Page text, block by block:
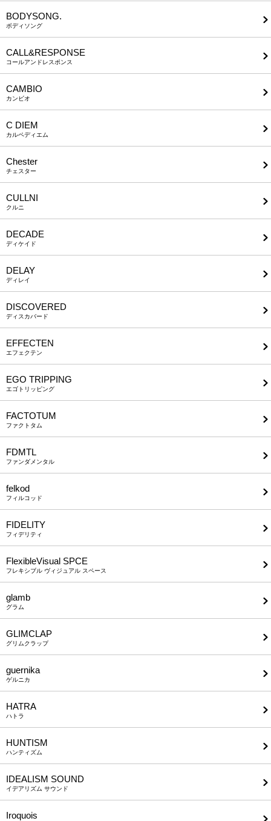
BODYSONG.
ボディソング
CALL&RESPONSE
コールアンドレスポンス
CAMBIO
カンビオ
C DIEM
カルペディエム
Chester
チェスター
CULLNI
クルニ
DECADE
ディケイド
DELAY
ディレイ
DISCOVERED
ディスカバード
EFFECTEN
エフェクテン
EGO TRIPPING
エゴトリッピング
FACTOTUM
ファクトタム
FDMTL
ファンダメンタル
felkod
フィルコッド
FIDELITY
フィデリティ
FlexibleVisual SPCE
フレキシブル ヴィジュアル スペース
glamb
グラム
GLIMCLAP
グリムクラップ
guernika
ゲルニカ
HATRA
ハトラ
HUNTISM
ハンティズム
IDEALISM SOUND
イデアリズム サウンド
Iroquois